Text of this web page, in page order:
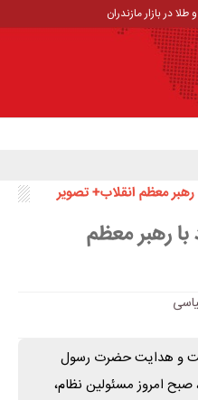
در بازار مازندران
رهبر معظم انقلاب+ تصویر
با رهبر معظم
و هدایت حضرت رسول
امروز مسئولین نظام،